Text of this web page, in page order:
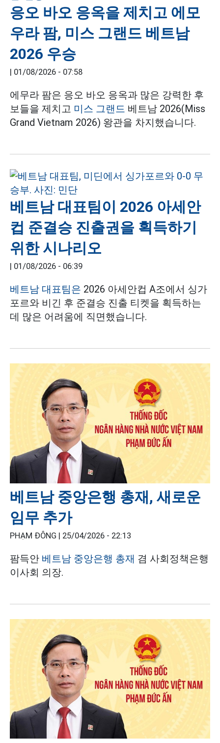
응오 바오 응옥을 제치고 에모
우라 팜, 미스 그랜드 베트남
2026 우승
| 01/08/2026 - 07:58
에무라 팜은 응오 바오 응옥과 많은 강력한 후
보들을 제치고 미스 그랜드 베트남 2026(Miss
Grand Vietnam 2026) 왕관을 차지했습니다.
베트남 대표팀이 2026 아세안
컵 준결승 진출권을 획득하기
위한 시나리오
| 01/08/2026 - 06:39
베트남 대표팀은 2026 아세안컵 A조에서 싱가
포르와 비긴 후 준결승 진출 티켓을 획득하는
데 많은 어려움에 직면했습니다.
베트남 중앙은행 총재, 새로운
임무 추가
PHẠM ĐÔNG | 25/04/2026 - 22:13
팜득안 베트남 중앙은행 총재 겸 사회정책은행
이사회 의장.